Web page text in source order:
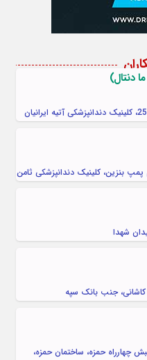
دنتال)
پمپ بنزین، کلینیک دندانپزشکی ثامن
شهدا
کاشانی، جنب بانک سپه
حمزه، ساختمان حمزه،